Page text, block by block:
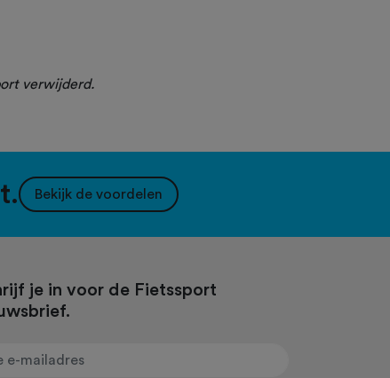
verwijderd.
Bekijk de voordelen
je in voor de Fietssport